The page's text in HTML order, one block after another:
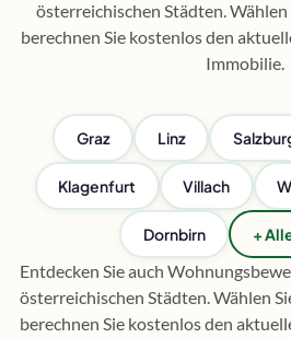
österreichischen Städten. Wählen
berechnen Sie kostenlos den
Immobilie.
Graz Linz
Klagenfurt Villach
Dornbirn +
Entdecken Sie auch
österreichischen Städten. Wählen
berechnen Sie kostenlos den